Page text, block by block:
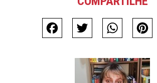
FacebookTwitter WhatsApp